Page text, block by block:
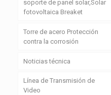
soporte de panel solar,Solar
fotovoltaica Breaket
Torre de acero Protección
contra la corrosión
Noticias técnica
Línea de Transmisión de
Video